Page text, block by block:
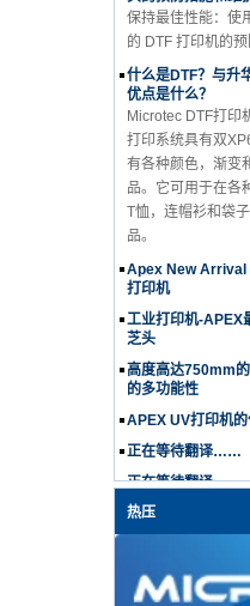
保持最佳性能：使
的 DTF 打印机的
什么是DTF？与升
优点是什么？
Microtec DTF打印
打印系统具有双
有各种颜色，渐变
品。它可用于在各
T恤，连帽衫和袋
品。
Apex New Arrival
打印机
工业打印机-APEX
芝头
高度高达750mm
的多功能性
APEX UV打印机
正在等待翻译……
正在等待翻译……
APEX RH系列打印
隆重推出配备
6090 打印机：多
解决方案
热压